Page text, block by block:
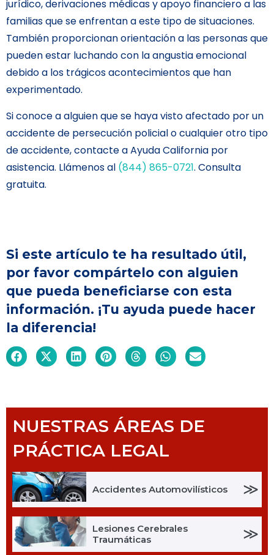
jurídico, derivaciones médicas y apoyo financiero a las
familias que se enfrentan a este tipo de situaciones.
También proporcionan orientación a las personas que
pueden estar luchando con la angustia emocional
debido a los trágicos acontecimientos que han
experimentado.
Si conoce a alguien que se haya visto afectado por un
accidente de persecución policial o cualquier otro tipo
de accidente, contacte a Ayuda California por
asistencia. Llámenos al (844) 865-0721. Consulta
gratuita.
Si este artículo te ha resultado útil,
por favor compártelo con alguien
que pueda beneficiarse con esta
información. ¡Tu ayuda puede hacer
la diferencia!
NUESTRAS ÁREAS DE
PRÁCTICA LEGAL
Accidentes Automovilísticos ≫
Lesiones Cerebrales
Traumáticas
≫